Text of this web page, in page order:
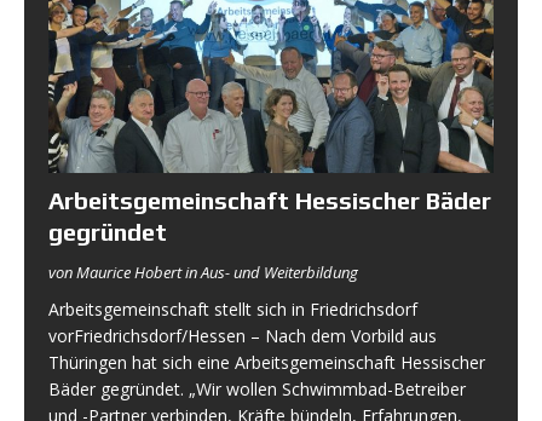
Arbeitsgemeinschaft Hessischer Bäder
gegründet
von Maurice Hobert in Aus- und Weiterbildung
Arbeitsgemeinschaft stellt sich in Friedrichsdorf
vorFriedrichsdorf/Hessen – Nach dem Vorbild aus
Thüringen hat sich eine Arbeitsgemeinschaft Hessischer
Bäder gegründet. „Wir wollen Schwimmbad-Betreiber
und -Partner verbinden, Kräfte bündeln, Erfahrungen,